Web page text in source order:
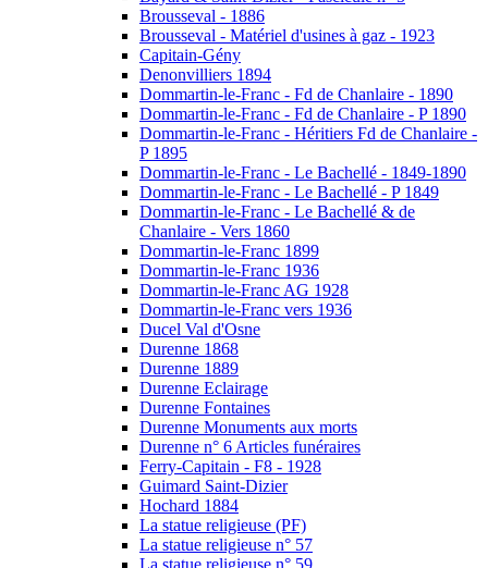
Brousseval - 1886
Brousseval - Matériel d'usines à gaz - 1923
Capitain-Gény
Denonvilliers 1894
Dommartin-le-Franc - Fd de Chanlaire - 1890
Dommartin-le-Franc - Fd de Chanlaire - P 1890
Dommartin-le-Franc - Héritiers Fd de Chanlaire -
P 1895
Dommartin-le-Franc - Le Bachellé - 1849-1890
Dommartin-le-Franc - Le Bachellé - P 1849
Dommartin-le-Franc - Le Bachellé & de
Chanlaire - Vers 1860
Dommartin-le-Franc 1899
Dommartin-le-Franc 1936
Dommartin-le-Franc AG 1928
Dommartin-le-Franc vers 1936
Ducel Val d'Osne
Durenne 1868
Durenne 1889
Durenne Eclairage
Durenne Fontaines
Durenne Monuments aux morts
Durenne n° 6 Articles funéraires
Ferry-Capitain - F8 - 1928
Guimard Saint-Dizier
Hochard 1884
La statue religieuse (PF)
La statue religieuse n° 57
La statue religieuse n° 59